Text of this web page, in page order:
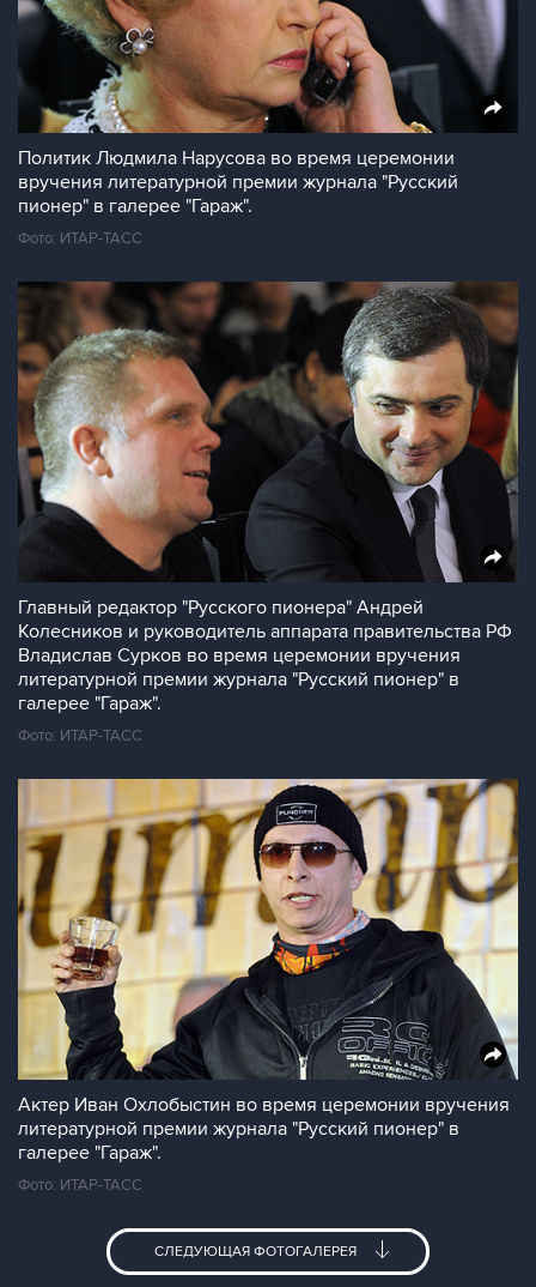
Политик Людмила Нарусова во время церемонии
вручения литературной премии журнала "Русский
пионер" в галерее "Гараж".
Фото: ИТАР-ТАСС
Главный редактор "Русского пионера" Андрей
Колесников и руководитель аппарата правительства РФ
Владислав Сурков во время церемонии вручения
литературной премии журнала "Русский пионер" в
галерее "Гараж".
Фото: ИТАР-ТАСС
Актер Иван Охлобыстин во время церемонии вручения
литературной премии журнала "Русский пионер" в
галерее "Гараж".
Фото: ИТАР-ТАСС
СЛЕДУЮЩАЯ ФОТОГАЛЕРЕЯ